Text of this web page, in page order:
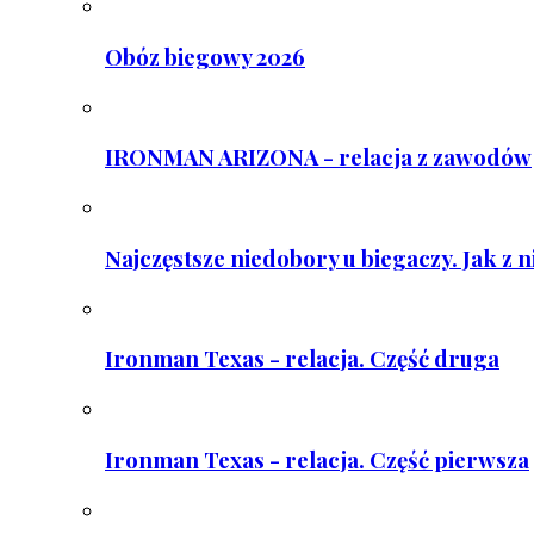
Obóz biegowy 2026
IRONMAN ARIZONA - relacja z zawodów
Najczęstsze niedobory u biegaczy. Jak z
Ironman Texas - relacja. Część druga
Ironman Texas - relacja. Część pierwsza